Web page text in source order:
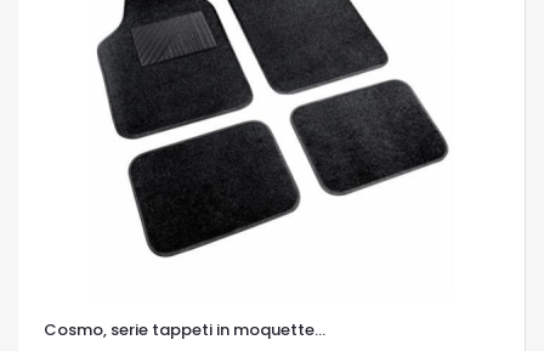
Cosmo, serie tappeti in moquette...